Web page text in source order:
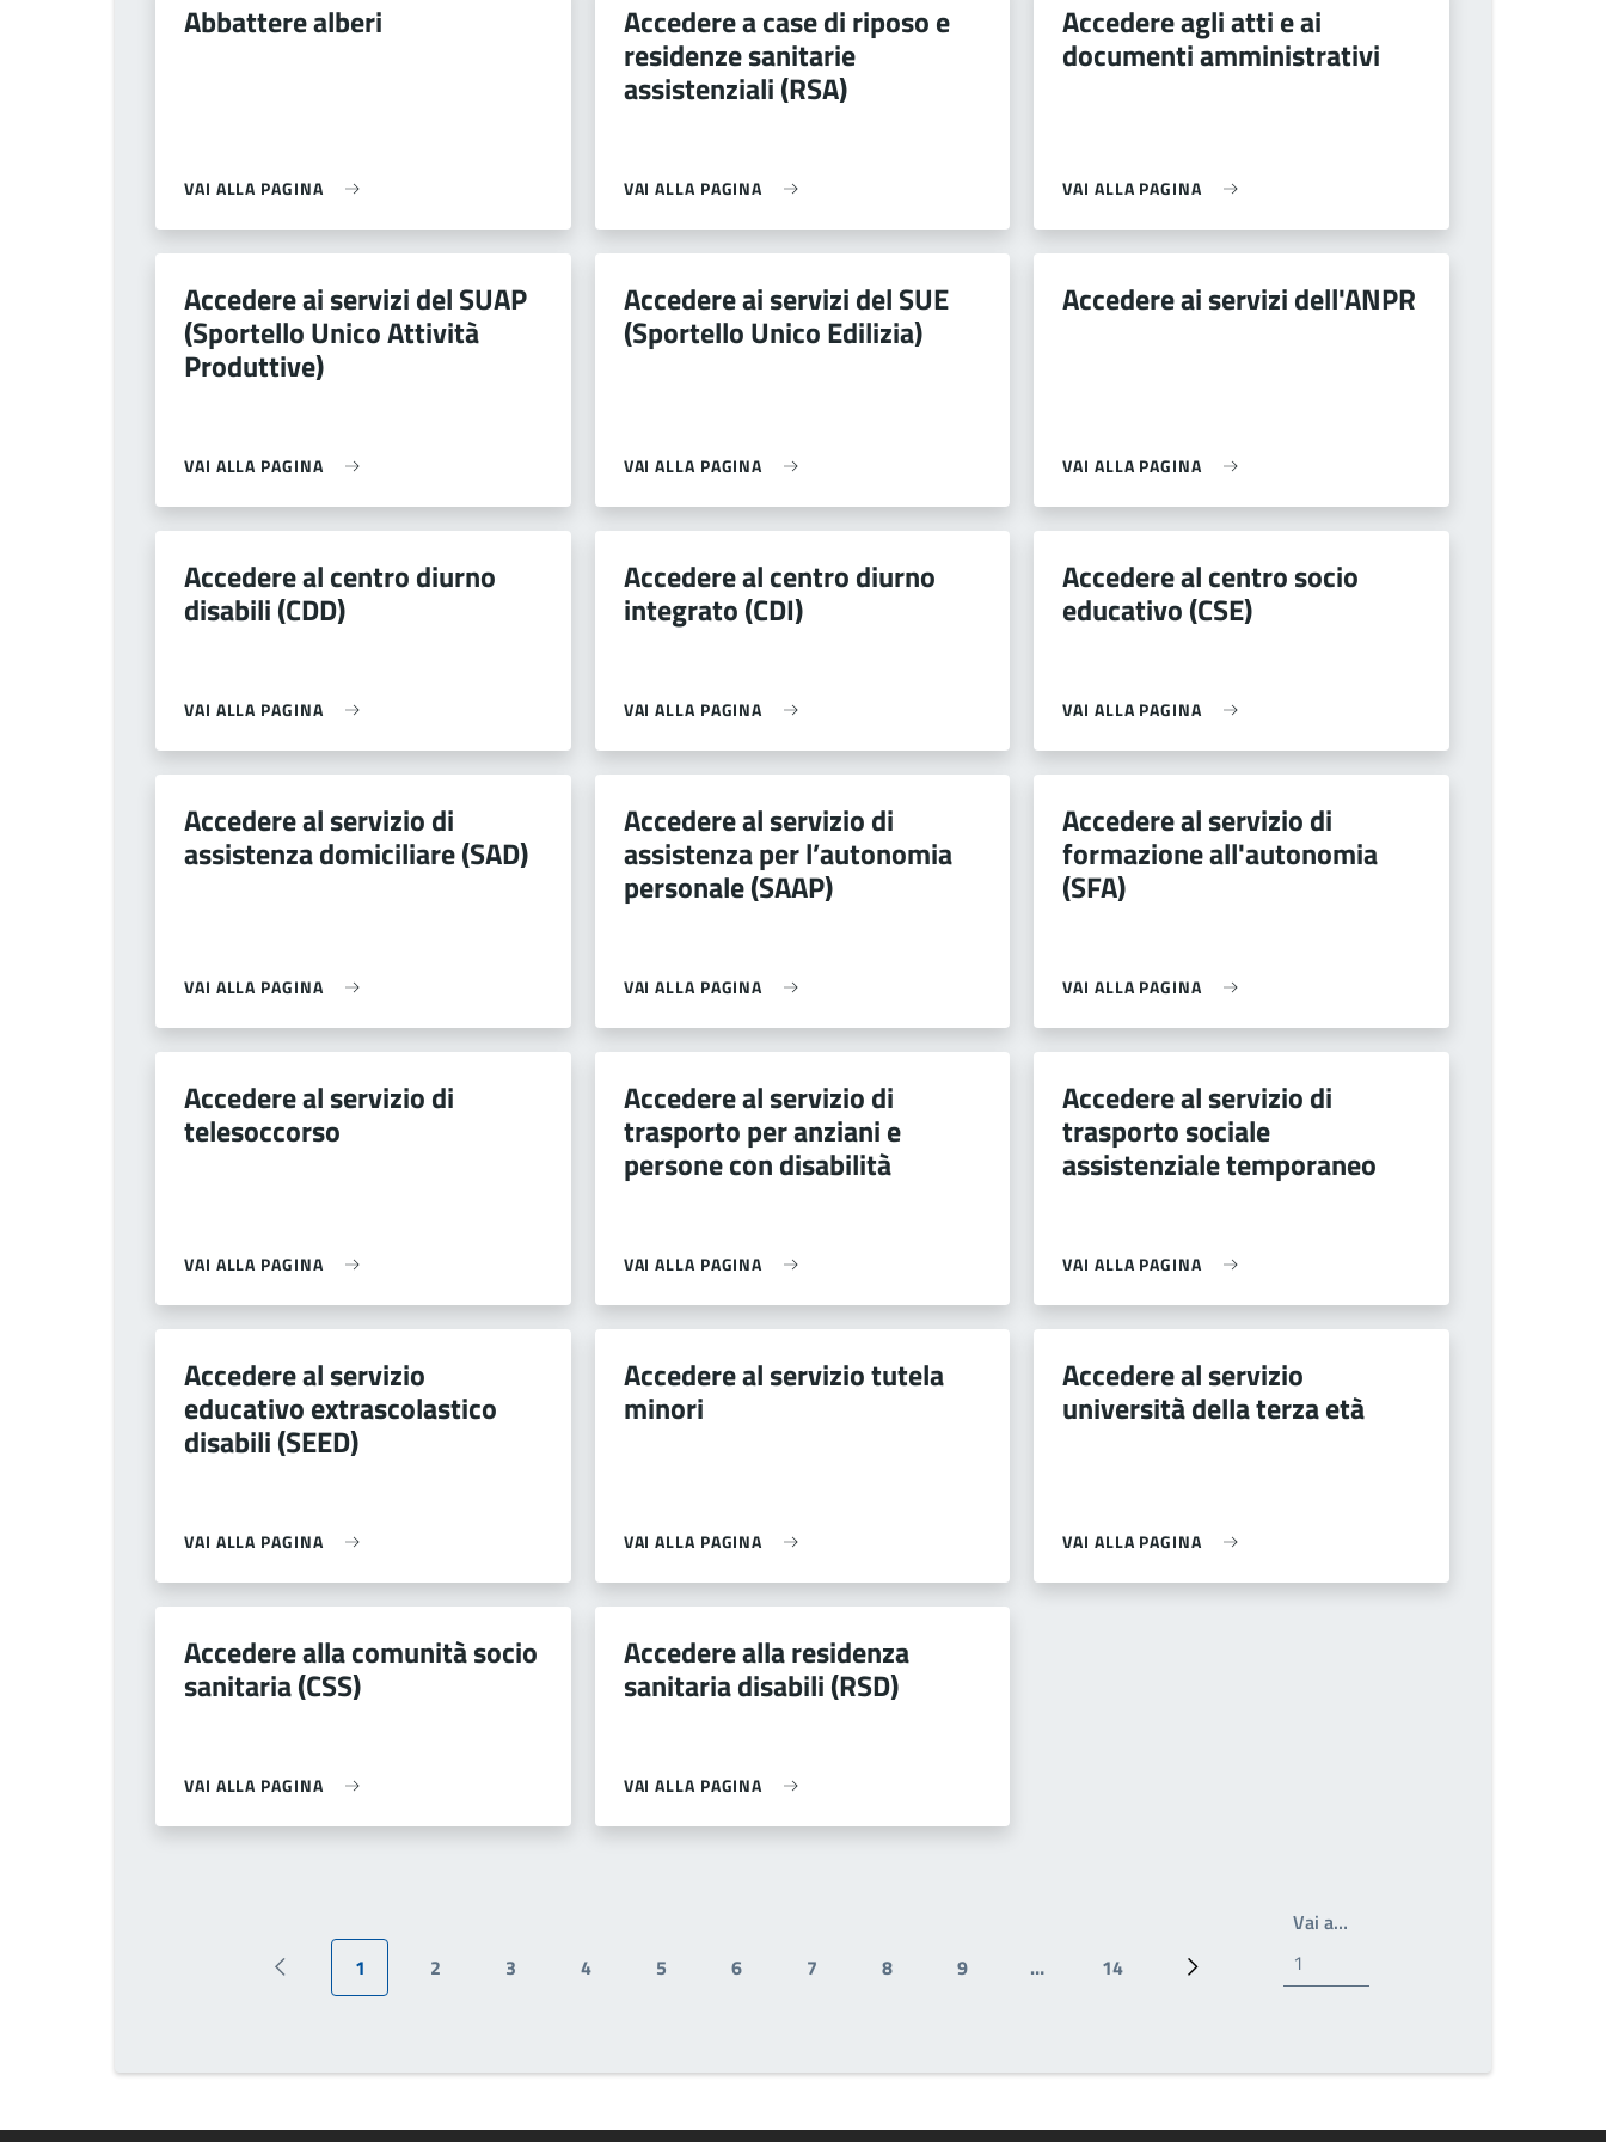
Abbattere alberi
VAI ALLA PAGINA
Accedere a case di riposo e
residenze sanitarie
assistenziali (RSA)
VAI ALLA PAGINA
Accedere agli atti e ai
documenti amministrativi
VAI ALLA PAGINA
Accedere ai servizi del SUAP
(Sportello Unico Attività
Produttive)
VAI ALLA PAGINA
Accedere ai servizi del SUE
(Sportello Unico Edilizia)
VAI ALLA PAGINA
Accedere ai servizi dell'ANPR
VAI ALLA PAGINA
Accedere al centro diurno
disabili (CDD)
VAI ALLA PAGINA
Accedere al centro diurno
integrato (CDI)
VAI ALLA PAGINA
Accedere al centro socio
educativo (CSE)
VAI ALLA PAGINA
Accedere al servizio di
assistenza domiciliare (SAD)
VAI ALLA PAGINA
Accedere al servizio di
assistenza per l’autonomia
personale (SAAP)
VAI ALLA PAGINA
Accedere al servizio di
formazione all'autonomia
(SFA)
VAI ALLA PAGINA
Accedere al servizio di
telesoccorso
VAI ALLA PAGINA
Accedere al servizio di
trasporto per anziani e
persone con disabilità
VAI ALLA PAGINA
Accedere al servizio di
trasporto sociale
assistenziale temporaneo
VAI ALLA PAGINA
Accedere al servizio
educativo extrascolastico
disabili (SEED)
VAI ALLA PAGINA
Accedere al servizio tutela
minori
VAI ALLA PAGINA
Accedere al servizio
università della terza età
VAI ALLA PAGINA
Accedere alla comunità socio
sanitaria (CSS)
VAI ALLA PAGINA
Accedere alla residenza
sanitaria disabili (RSD)
VAI ALLA PAGINA
Pagina precedente
Pagina attuale
1
Pagina
2
Pagina
3
Pagina
4
Pagina
5
Pagina
6
Pagina
7
Pagina
8
Pagina
9 …
Ultima pagina
14
Pagina successiva
Vai a…